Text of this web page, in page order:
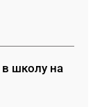
в школу на